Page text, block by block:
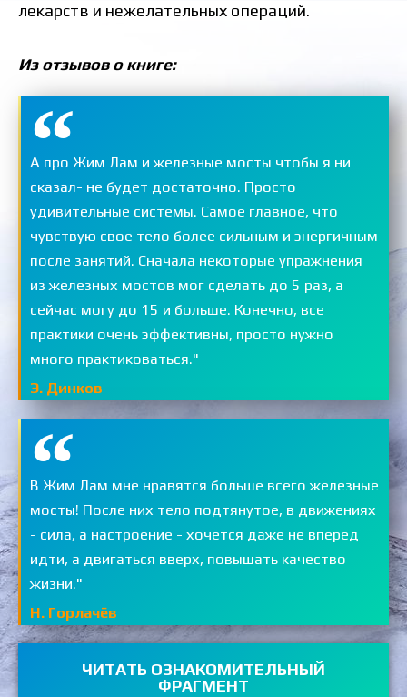
лекарств и нежелательных операций.
Из отзывов о книге:
А про Жим Лам и железные мосты чтобы я ни
сказал- не будет достаточно. Просто
удивительные системы. Самое главное, что
чувствую свое тело более сильным и энергичным
после занятий. Сначала некоторые упражнения
из железных мостов мог сделать до 5 раз, а
сейчас могу до 15 и больше. Конечно, все
практики очень эффективны, просто нужно
много практиковаться."
Э. Динков
В Жим Лам мне нравятся больше всего железные
мосты! После них тело подтянутое, в движениях
- сила, а настроение - хочется даже не вперед
идти, а двигаться вверх, повышать качество
жизни."
Н. Горлачёв
ЧИТАТЬ ОЗНАКОМИТЕЛЬНЫЙ
ФРАГМЕНТ